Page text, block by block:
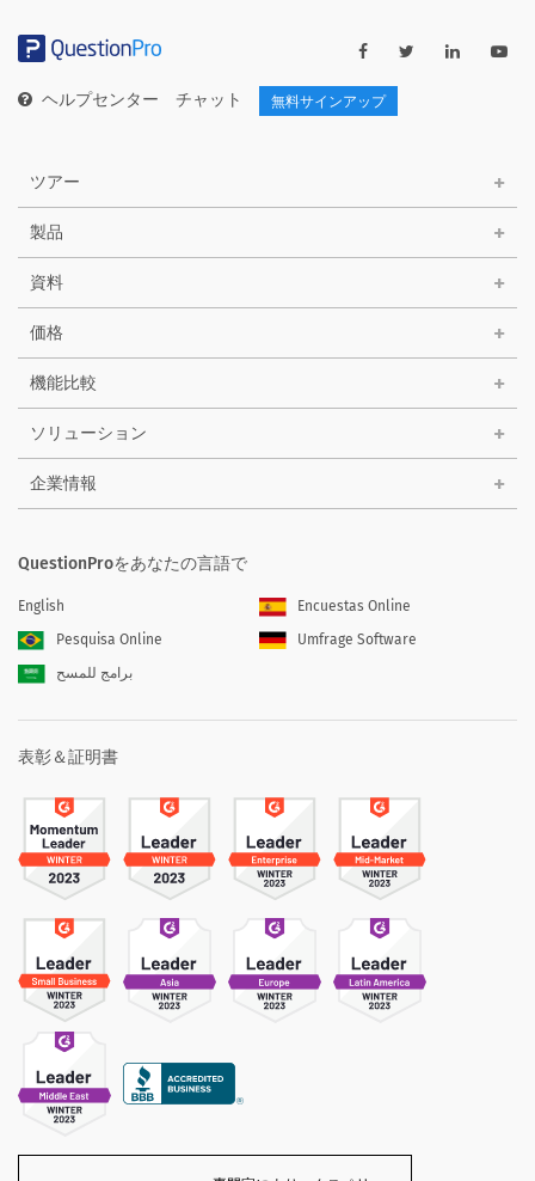
ー
ヘルプセンター チャット 無料サインアップ
ツアー
製品
資料
価格
機能比較
ソリューション
企業情報
QuestionProをあなたの言語で
English
Encuestas Online
Pesquisa Online
Umfrage Software
برامج للمسح
表彰＆証明書